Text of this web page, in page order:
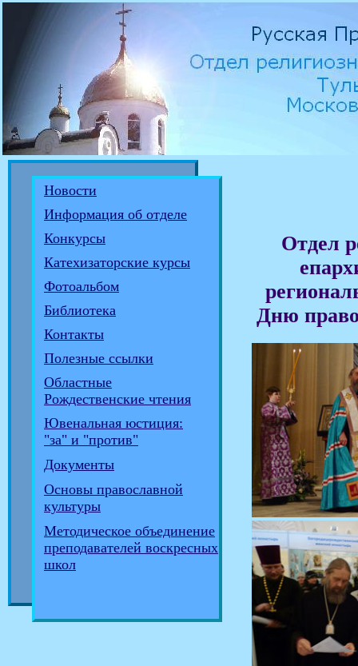
Новости
Информация об отделе
Конкурсы
Катехизаторские курсы
Фотоальбом
Библиотека
Контакты
Полезные ссылки
Областные
Рождественские чтения
Ювенальная юстиция:
"за" и "против"
Документы
Основы православной
культуры
Методическое объединение
преподавателей воскресных
школ
Отдел
Дню